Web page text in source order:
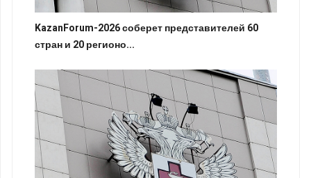
KazanForum-2026 соберет представителей 60
стран и 20 регионо...